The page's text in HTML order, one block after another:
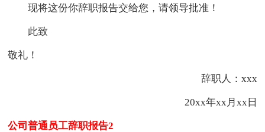
现将这份你辞职报告交给您，请领导批准！
此致
敬礼！
辞职人：xxx
20xx年xx月xx日
公司普通员工辞职报告2